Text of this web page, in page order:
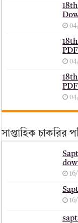
সাপ্তাহিক চাকরির